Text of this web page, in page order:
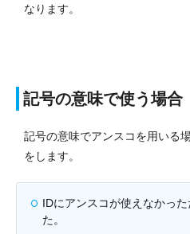
なります。
記号の意味で使う場合
記号の意味でアンスコを用いる
をします。
IDにアンスコが使えなかっ
た。